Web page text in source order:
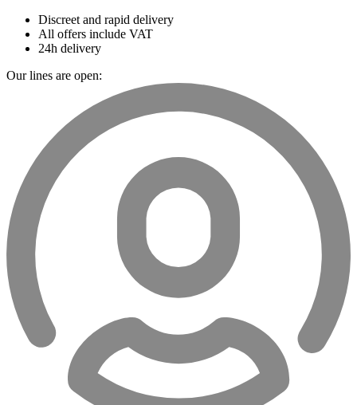
Discreet and rapid delivery
All offers include VAT
24h delivery
Our lines are open: